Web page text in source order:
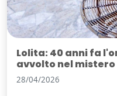
Lolita: 40 anni fa
avvolto nel mistero
28/04/2026